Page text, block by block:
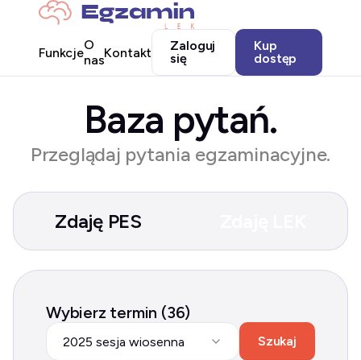
FunkcjeO
nasKontakt
Zaloguj
się
Kup
dostęp
Baza pytań.
Przeglądaj pytania egzaminacyjne.
Zdaję PES
Wybierz termin (36)
2025 sesja wiosenna Szukaj